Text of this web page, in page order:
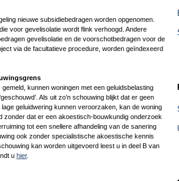
nieuwe subsidiebedragen worden opgenomen.
voor gevelisolatie wordt flink verhoogd. Andere
gevelisolatie en de voorschotbedragen voor de
via de facultatieve procedure, worden geïndexeerd
gemeld, kunnen woningen met een geluidsbelasting
Als uit zo’n schouwing blijkt dat er geen
geluidwering kunnen veroorzaken, kan de woning
zonder dat er een akoestisch-bouwkundig onderzoek
tot een snellere afhandeling van de sanering
ook zonder specialistische akoestische kennis
kan worden uitgevoerd leest u in deel B van
u hier.